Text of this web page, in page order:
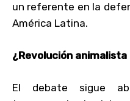
un referente en la
América Latina.
¿Revolución
El debate sigue